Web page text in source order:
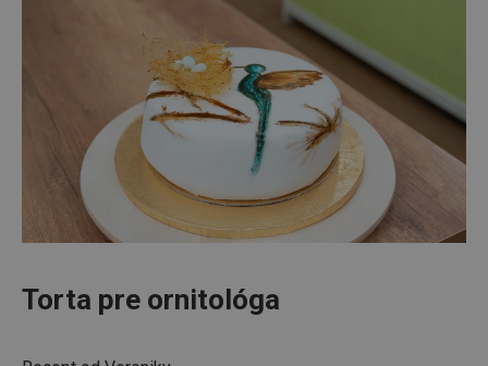
Torta pre ornitológa